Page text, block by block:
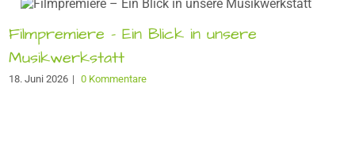
Filmpremiere – Ein Blick in unsere
Musikwerkstatt
18. Juni 2026 | 0 Kommentare